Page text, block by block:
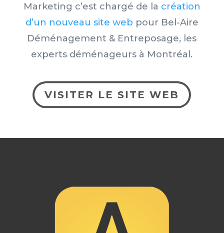
Marketing c’est chargé de la création
d’un nouveau site web pour Bel-Aire
Déménagement & Entreposage, les
experts déménageurs à Montréal.
VISITER LE SITE WEB